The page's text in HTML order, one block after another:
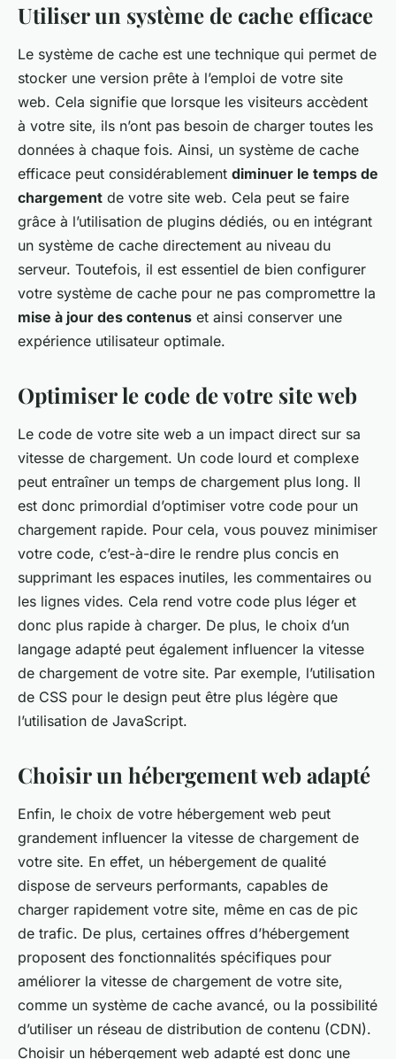
Utiliser un système de cache efficace
Le système de cache est une technique qui permet de
stocker une version prête à l’emploi de votre site
web. Cela signifie que lorsque les visiteurs accèdent
à votre site, ils n’ont pas besoin de charger toutes les
données à chaque fois. Ainsi, un système de cache
efficace peut considérablement diminuer le temps de
chargement de votre site web. Cela peut se faire
grâce à l’utilisation de plugins dédiés, ou en intégrant
un système de cache directement au niveau du
serveur. Toutefois, il est essentiel de bien configurer
votre système de cache pour ne pas compromettre la
mise à jour des contenus et ainsi conserver une
expérience utilisateur optimale.
Optimiser le code de votre site web
Le code de votre site web a un impact direct sur sa
vitesse de chargement. Un code lourd et complexe
peut entraîner un temps de chargement plus long. Il
est donc primordial d’optimiser votre code pour un
chargement rapide. Pour cela, vous pouvez minimiser
votre code, c’est-à-dire le rendre plus concis en
supprimant les espaces inutiles, les commentaires ou
les lignes vides. Cela rend votre code plus léger et
donc plus rapide à charger. De plus, le choix d’un
langage adapté peut également influencer la vitesse
de chargement de votre site. Par exemple, l’utilisation
de CSS pour le design peut être plus légère que
l’utilisation de JavaScript.
Choisir un hébergement web adapté
Enfin, le choix de votre hébergement web peut
grandement influencer la vitesse de chargement de
votre site. En effet, un hébergement de qualité
dispose de serveurs performants, capables de
charger rapidement votre site, même en cas de pic
de trafic. De plus, certaines offres d’hébergement
proposent des fonctionnalités spécifiques pour
améliorer la vitesse de chargement de votre site,
comme un système de cache avancé, ou la possibilité
d’utiliser un réseau de distribution de contenu (CDN).
Choisir un hébergement web adapté est donc une